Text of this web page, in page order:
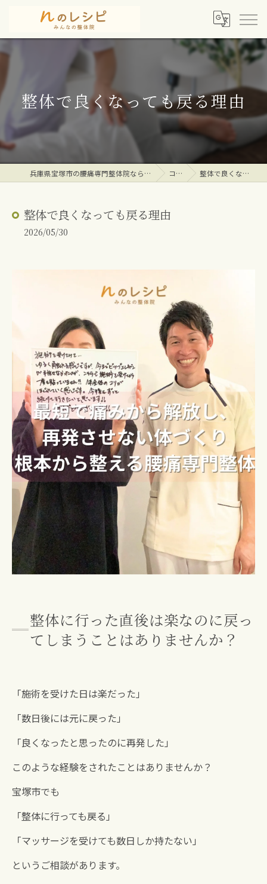
整体で良くなっても戻る理由
兵庫県宝塚市の腰痛専門整体院ならｎのレシピみんなの整体院 コラム 整体で良くなっても戻る理由
整体で良くなっても戻る理由
2026/05/30
整体に行った直後は楽なのに戻っ
てしまうことはありませんか？
「施術を受けた日は楽だった」
「数日後には元に戻った」
「良くなったと思ったのに再発した」
このような経験をされたことはありませんか？
宝塚市でも
「整体に行っても戻る」
「マッサージを受けても数日しか持たない」
というご相談があります。